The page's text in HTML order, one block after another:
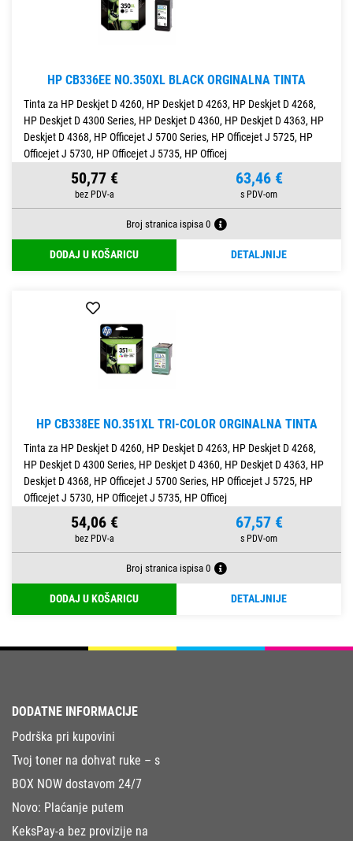
HP CB336EE NO.350XL BLACK ORGINALNA TINTA
Tinta za HP Deskjet D 4260, HP Deskjet D 4263, HP Deskjet D 4268,
HP Deskjet D 4300 Series, HP Deskjet D 4360, HP Deskjet D 4363, HP
Deskjet D 4368, HP Officejet J 5700 Series, HP Officejet J 5725, HP
Officejet J 5730, HP Officejet J 5735, HP Officej
50,77 € 63,46 €
Broj stranica ispisa 0
DODAJ U KOŠARICU DETALJNIJE
HP CB338EE NO.351XL TRI-COLOR ORGINALNA TINTA
Tinta za HP Deskjet D 4260, HP Deskjet D 4263, HP Deskjet D 4268,
HP Deskjet D 4300 Series, HP Deskjet D 4360, HP Deskjet D 4363, HP
Deskjet D 4368, HP Officejet J 5700 Series, HP Officejet J 5725, HP
Officejet J 5730, HP Officejet J 5735, HP Officej
54,06 € 67,57 €
Broj stranica ispisa 0
DODAJ U KOŠARICU DETALJNIJE
DODATNE INFORMACIJE
Podrška pri kupovini
Tvoj toner na dohvat ruke – s
BOX NOW dostavom 24/7
Novo: Plaćanje putem
KeksPay-a bez provizije na